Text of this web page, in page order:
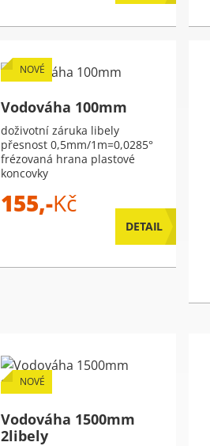
NOVÉ
Vodováha 100mm
doživotní záruka libely
přesnost 0,5mm/1m=0,0285°
frézovaná hrana plastové
koncovky
155,-Kč
DETAIL
NOVÉ
Vodováha 1500mm
2libely